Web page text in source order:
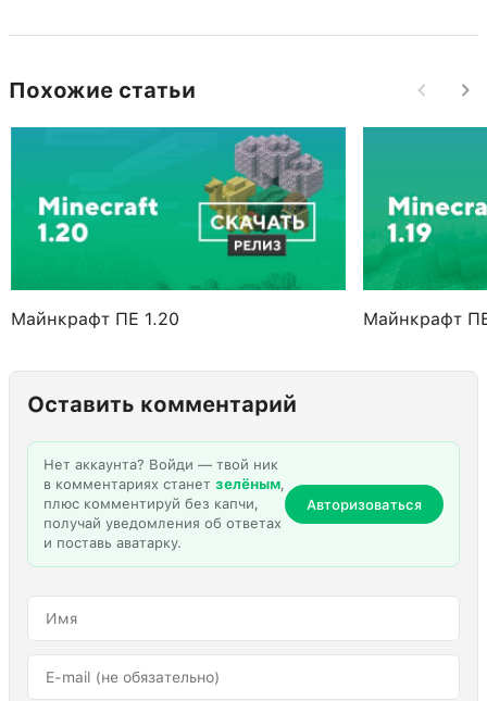
Похожие статьи
Майнкрафт ПЕ 1.20 Майнкрафт
Оставить комментарий
Нет аккаунта? Войди — твой ник
в комментариях станет зелёным,
плюс комментируй без капчи,
получай уведомления об ответах
и поставь аватарку.
Авторизоваться